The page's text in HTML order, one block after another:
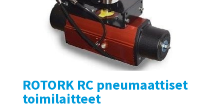
ROTORK RC pneumaattiset
toimilaitteet